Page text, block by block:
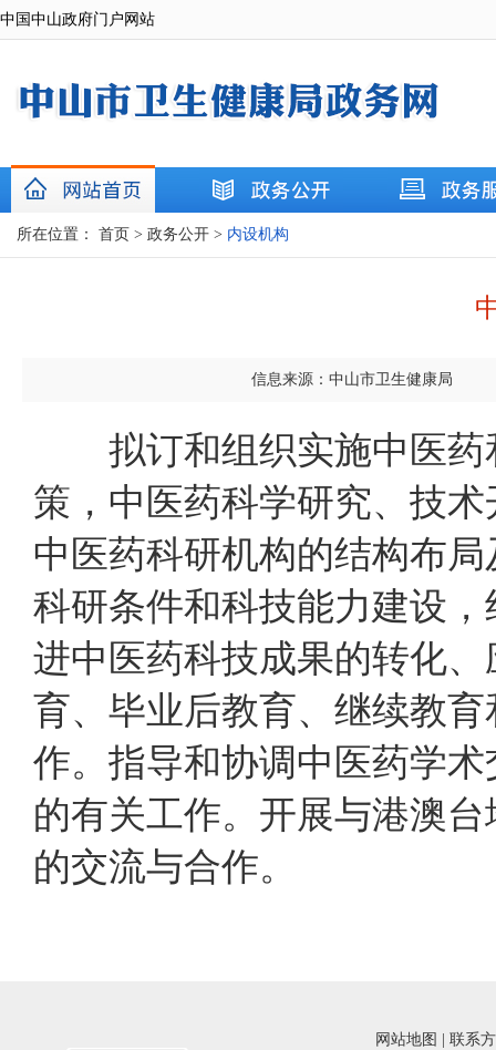
中国中山政府门户网站
所在位置： 首页 > 政务公开 > 内设机构
信息来源：中山市卫生健康局
拟订和组织实施中医药
策，中医药科学研究、技
中医药科研机构的结构布
科研条件和科技能力建设
进中医药科技成果的转化
育、毕业后教育、继续教
作。指导和协调中医药学
的有关工作。开展与港澳
的交流与合作。
网站地图 联系